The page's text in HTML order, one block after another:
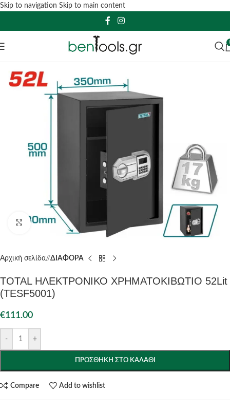
Skip to navigation Skip to main content
Click to enlarge
Αρχική σελίδα/ ΔΙΑΦΟΡΑ
TOTAL ΗΛΕΚΤΡΟΝΙΚΟ ΧΡΗΜΑΤΟΚΙΒΩΤΙΟ 52Lit
(TESF5001)
€111.00
- +
ΠΡΟΣΘΉΚΗ ΣΤΟ ΚΑΛΆΘΙ
Compare Add to wishlist